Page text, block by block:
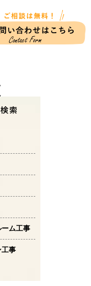
ム工事
工事